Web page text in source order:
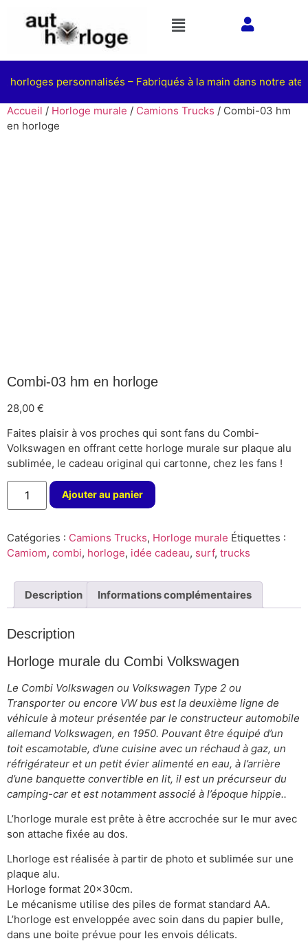
personnalisés – Fabriqués à la main dans notre
Accueil / Horloge murale / Camions Trucks / Combi-03 hm
en horloge
Combi-03 hm en horloge
28,00 €
Faites plaisir à vos proches qui sont fans du Combi-
Volkswagen en offrant cette horloge murale sur plaque alu
sublimée, le cadeau original qui cartonne, chez les fans !
Ajouter au panier
Catégories : Camions Trucks, Horloge murale Étiquettes :
Camiom, combi, horloge, idée cadeau, surf, trucks
Description Informations complémentaires
Description
Horloge murale du Combi Volkswagen
Le Combi Volkswagen ou Volkswagen Type 2 ou
Transporter ou encore VW bus est la deuxième ligne de
véhicule à moteur présentée par le constructeur automobile
allemand Volkswagen, en 1950. Pouvant être équipé d’un
toit escamotable, d’une cuisine avec un réchaud à gaz, un
réfrigérateur et un petit évier alimenté en eau, à l’arrière
d’une banquette convertible en lit, il est un précurseur du
camping-car et est notamment associé à l’époque hippie..
L’horloge murale est prête à être accrochée sur le mur avec
son attache fixée au dos.
Lhorloge est réalisée à partir de photo et sublimée sur une
plaque alu.
Horloge format 20x30cm.
Le mécanisme utilise des piles de format standard AA.
L’horloge est enveloppée avec soin dans du papier bulle,
dans une boite prévue pour les envois délicats.